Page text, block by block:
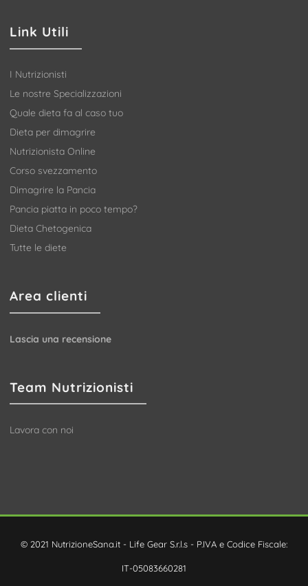
Link Utili
I Nutrizionisti
Le nostre Specializzazioni
Quale dieta fa al caso tuo
Dieta per dimagrire
Nutrizionista Online
Corso svezzamento
Dimagrire la Pancia
Pancia piatta in poco tempo?
Dieta Chetogenica
Tutte le diete
Area clienti
Lascia una recensione
Team Nutrizionisti
Lavora con noi
© 2021 NutrizioneSana.it - Life Gear S.r.l.s - P.IVA e Codice Fiscale:
IT-05083660281